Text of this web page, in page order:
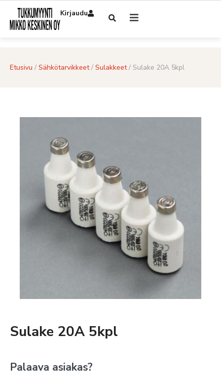
Kirjaudu
Etusivu / Sähkötarvikkeet/ Sulakkeet/ Sulake 20A 5kpl
Sulake 20A 5kpl
Palaava asiakas?